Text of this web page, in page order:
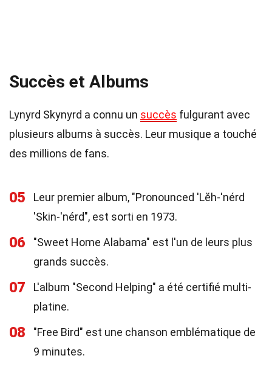
Succès et Albums
Lynyrd Skynyrd a connu un succès fulgurant avec
plusieurs albums à succès. Leur musique a touché
des millions de fans.
05
Leur premier album, "Pronounced 'Lĕh-'nérd
'Skin-'nérd", est sorti en 1973.
06
"Sweet Home Alabama" est l'un de leurs plus
grands succès.
07
L'album "Second Helping" a été certifié multi-
platine.
08
"Free Bird" est une chanson emblématique de
9 minutes.